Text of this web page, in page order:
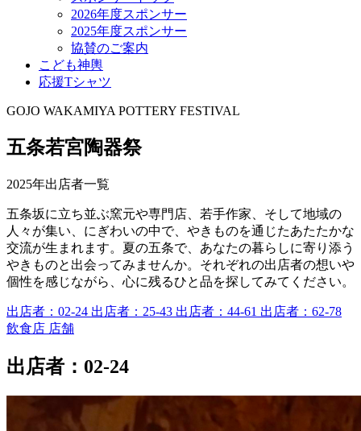
2026年度スポンサー
2025年度スポンサー
協賛のご案内
こども神輿
応援Tシャツ
GOJO WAKAMIYA POTTERY FESTIVAL
五条若宮陶器祭
2025年出店者一覧
五条坂に立ち並ぶ窯元や専門店、若手作家、そして地域の
人々が集い、にぎわいの中で、やきものを通じたあたたかな
交流が生まれます。夏の五条で、あなたの暮らしに寄り添う
やきものと出会ってみませんか。それぞれの出店者の想いや
個性を感じながら、心に残るひと品を探してみてください。
出店者：02-24 出店者：25-43 出店者：44-61 出店者：62-78
飲食店 店舗
出店者：02-24